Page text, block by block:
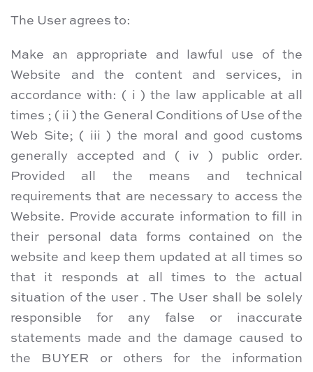
The User agrees to:
Make an appropriate and lawful use of the
Website and the content and services, in
accordance with: ( i ) the law applicable at all
times ; ( ii ) the General Conditions of Use of the
Web Site; ( iii ) the moral and good customs
generally accepted and ( iv ) public order.
Provided all the means and technical
requirements that are necessary to access the
Website. Provide accurate information to fill in
their personal data forms contained on the
website and keep them updated at all times so
that it responds at all times to the actual
situation of the user . The User shall be solely
responsible for any false or inaccurate
statements made and the damage caused to
the BUYER or others for the information